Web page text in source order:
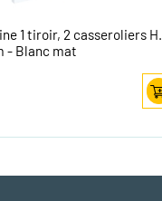
1 tiroir, 2 casseroliers H.
- Blanc mat